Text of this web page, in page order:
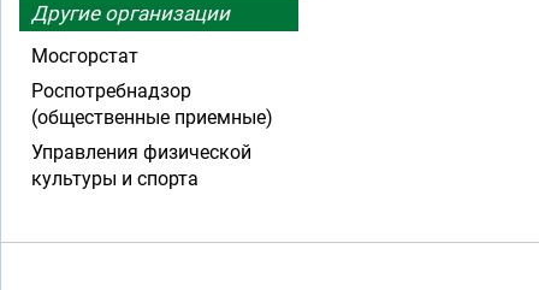
Другие организации
Мосгорстат
Роспотребнадзор
(общественные приемные)
Управления физической
культуры и спорта